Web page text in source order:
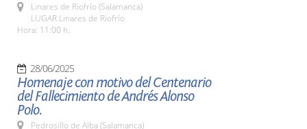
Linares de Riofrío (Salamanca)
LUGAR Linares de Riofrío
Hora: 11:00 h.
28/06/2025
Homenaje con motivo del Centenario
del Fallecimiento de Andrés Alonso
Polo.
Pedrosillo de Alba (Salamanca)